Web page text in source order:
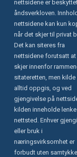
nettsidene er
åndsverkloven.
nettsidene kan kun
når det skjer til privat
Det kan siteres fra
nettsidene forutsatt
skjer innenfor
sitateretten, men kilde
alltid oppgis, og ved
gjengivelse på
kilden inneholde
nettsted. Enhver
eller bruk i
næringsvirksomhet er
forbudt uten